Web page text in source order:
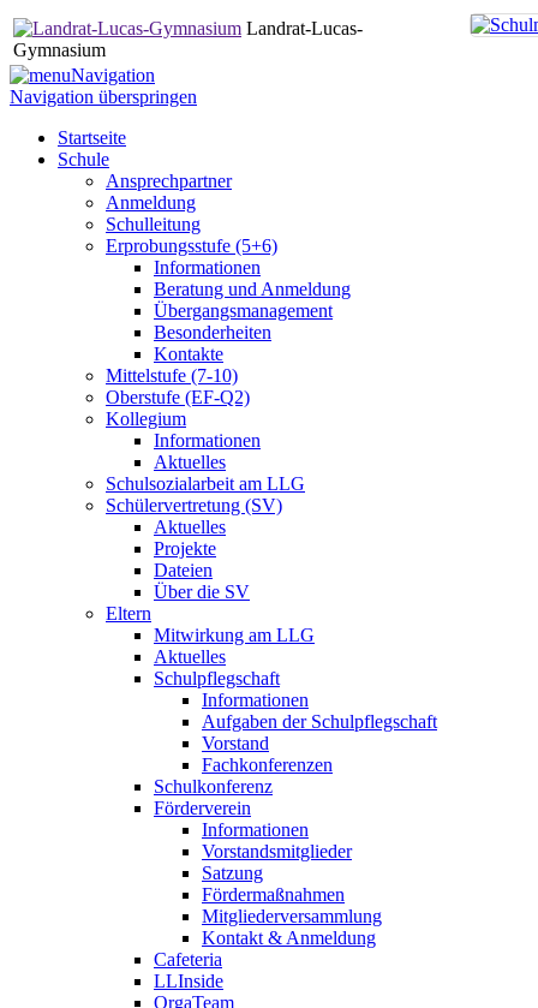
Landrat-Lucas-
Gymnasium
Navigation
Navigation überspringen
Startseite
Schule
Ansprechpartner
Anmeldung
Schulleitung
Erprobungsstufe (5+6)
Informationen
Beratung und Anmeldung
Übergangsmanagement
Besonderheiten
Kontakte
Mittelstufe (7-10)
Oberstufe (EF-Q2)
Kollegium
Informationen
Aktuelles
Schulsozialarbeit am LLG
Schülervertretung (SV)
Aktuelles
Projekte
Dateien
Über die SV
Eltern
Mitwirkung am LLG
Aktuelles
Schulpflegschaft
Informationen
Aufgaben der Schulpflegschaft
Vorstand
Fachkonferenzen
Schulkonferenz
Förderverein
Informationen
Vorstandsmitglieder
Satzung
Fördermaßnahmen
Mitgliederversammlung
Kontakt & Anmeldung
Cafeteria
LLInside
OrgaTeam